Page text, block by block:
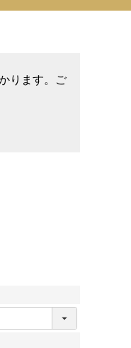
ります。ご